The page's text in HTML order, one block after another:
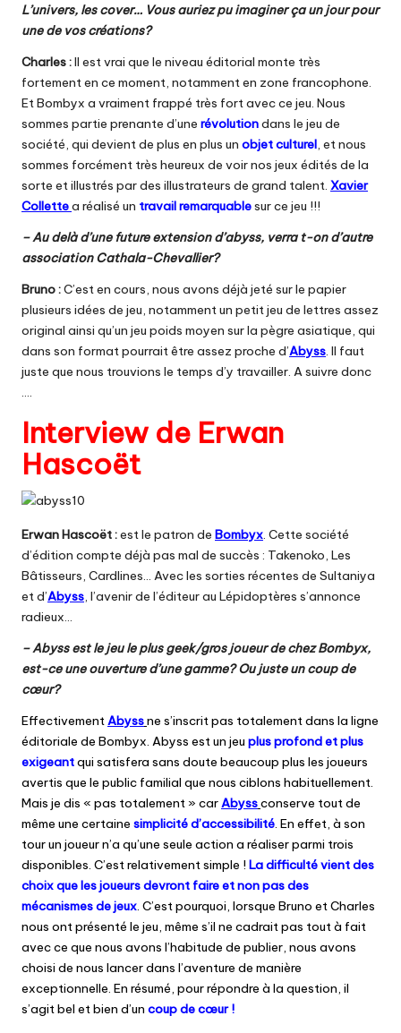
L’univers, les cover… Vous auriez pu imaginer ça un jour pour
une de vos créations?
Charles :Il est vrai que le niveau éditorial monte très
fortement en ce moment, notamment en zone francophone.
Et Bombyx a vraiment frappé très fort avec ce jeu. Nous
sommes partie prenante d’une révolutiondans le jeu de
société, qui devient de plus en plus un objet culturel , et nous
sommes forcément très heureux de voir nos jeux édités de la
sorte et illustrés par des illustrateurs de grand talent. Xavier
Collettea réalisé un travail remarquablesur ce jeu !!!
– Au delà d’une future extension d’abyss, verra t-on d’autre
association Cathala-Chevallier?
Bruno :C’est en cours, nous avons déjà jeté sur le papier
plusieurs idées de jeu, notamment un petit jeu de lettres assez
original ainsi qu’un jeu poids moyen sur la pègre asiatique, qui
dans son format pourrait être assez proche d’Abyss . Il faut
juste que nous trouvions le temps d’y travailler. A suivre donc
Interview de Erwan
Hascoët
Erwan Hascoët :est le patron de Bombyx . Cette société
d’édition compte déjà pas mal de succès : Takenoko, Les
Bâtisseurs, Cardlines… Avec les sorties récentes de Sultaniya
et d’Abyss , l’avenir de l’éditeur au Lépidoptères s’annonce
radieux…
– Abyss est le jeu le plus geek/gros joueur de chez Bombyx,
est-ce une ouverture d’une gamme? Ou juste un coup de
cœur?
Effectivement Abyssne s’inscrit pas totalement dans la ligne
éditoriale de Bombyx. Abyss est un jeu plus profond et plus
exigeantqui satisfera sans doute beaucoup plus les joueurs
avertis que le public familial que nous ciblons habituellement.
Mais je dis « pas totalement » car Abyssconserve tout de
même une certaine simplicité d’accessibilité . En effet, à son
tour un joueur n’a qu’une seule action a réaliser parmi trois
disponibles. C’est relativement simple ! La difficulté vient des
choix que les joueurs devront faire et non pas des
mécanismes de jeux . C’est pourquoi, lorsque Bruno et Charles
nous ont présenté le jeu, même s’il ne cadrait pas tout à fait
avec ce que nous avons l’habitude de publier, nous avons
choisi de nous lancer dans l’aventure de manière
exceptionnelle. En résumé, pour répondre à la question, il
s’agit bel et bien d’un coup de cœur !